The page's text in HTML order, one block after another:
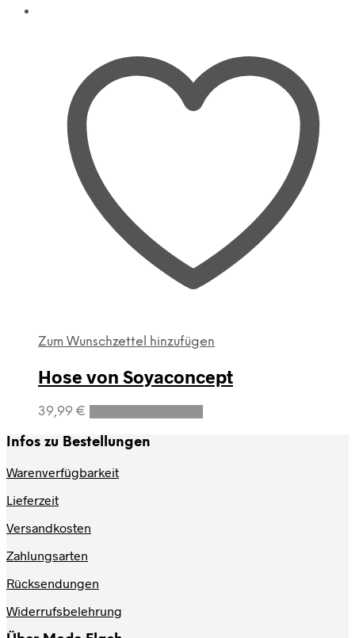
Zum Wunschzettel hinzufügen
Hose von Soyaconcept
39,99 €
Dieses
Infos zu Bestellungen
Warenverfügbarkeit
Lieferzeit
Versandkosten
Zahlungsarten
Rücksendungen
Widerrufsbelehrung